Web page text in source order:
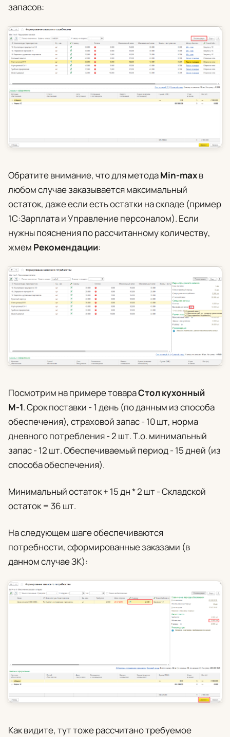
запасов:
Обратите внимание, что для методаMin-maxв
любом случае заказывается максимальный
остаток, даже если есть остатки на складе (пример
1С:Зарплата и Управление персоналом). Если
нужны пояснения по рассчитанному количеству,
жмем Рекомендации:
Посмотрим на примере товараСтол кухонный
М-1. Срок поставки - 1 день (по данным из способа
обеспечения), страховой запас - 10 шт, норма
дневного потребления - 2 шт. Т.о. минимальный
запас - 12 шт. Обеспечиваемый период - 15 дней (из
способа обеспечения).
Минимальный остаток + 15 дн * 2 шт - Складской
остаток = 36 шт.
На следующем шаге обеспечиваются
потребности, сформированные заказами (в
данном случае ЗК):
Как видите, тут тоже рассчитано требуемое